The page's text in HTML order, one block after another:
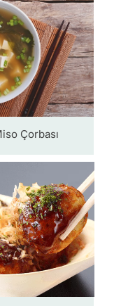
Çorbası